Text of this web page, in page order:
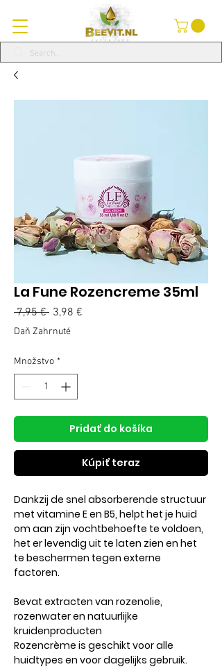
La Fune Rozencreme 35ml
7,95 € Normálna
cena
3,98 €
Daň Zahrnuté
Množstvo *
Pridať do košíka
Kúpiť teraz
Dankzij de snel absorberende structuur
met vitamine E en B5, helpt het je huid
om aan zijn vochtbehoefte te voldoen,
het er levendig uit te laten zien en het
te beschermen tegen externe
factoren.
Bevat extracten van rozenolie,
rozenwater en natuurlijke
kruidenproducten
Rozencrème is geschikt voor alle
huidtypes en voor dagelijks gebruik.